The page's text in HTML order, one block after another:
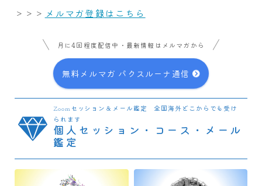
＞＞＞ メルマガ登録はこちら
月に4回程度配信中・最新情報はメルマガから
無料メルマガ パクスルーナ通信
Zoomセッション＆メール鑑定 全国海外どこからでも受け
られます
個人セッション・コース・メール
鑑定